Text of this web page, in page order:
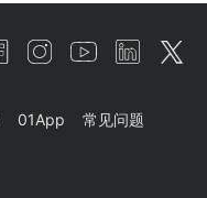
01App 常见问题